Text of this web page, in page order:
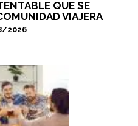
QUE SE
VIAJERA
2026